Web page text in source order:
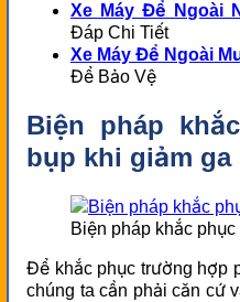
Xe Máy Để Ngoài
Đáp Chi Tiết
Xe Máy Để Ngoài
Để Bảo Vệ
Biện pháp
bụp khi giảm ga
Biện pháp khắc
Để khắc phục trường hợp
chúng ta cần phải căn cứ